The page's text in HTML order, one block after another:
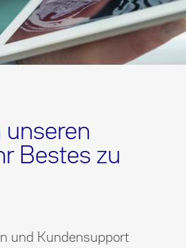
unseren
Bestes zu
und Kundensupport